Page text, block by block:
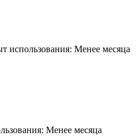
использования: Менее месяца
Менее месяца